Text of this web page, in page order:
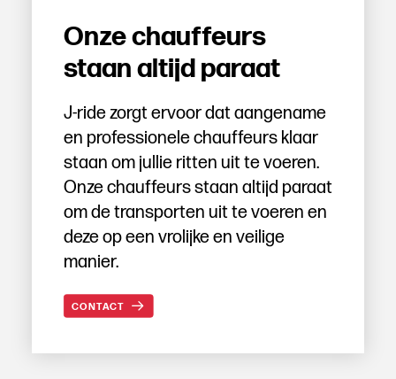
Onze chauffeurs
staan altijd paraat
J-ride zorgt ervoor dat aangename
en professionele chauffeurs klaar
staan om jullie ritten uit te voeren.
Onze chauffeurs staan altijd paraat
om de transporten uit te voeren en
deze op een vrolijke en veilige
manier.
CONTACT